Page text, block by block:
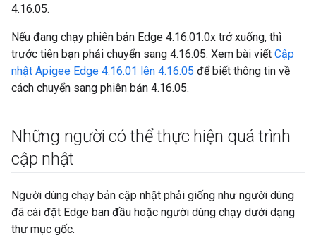
4.16.05.
Nếu đang chạy phiên bản Edge 4.16.01.0x trở xuống, thì
trước tiên bạn phải chuyển sang 4.16.05. Xem bài viết Cập
nhật Apigee Edge 4.16.01 lên 4.16.05 để biết thông tin về
cách chuyển sang phiên bản 4.16.05.
Những người có thể thực hiện quá trình
cập nhật
Người dùng chạy bản cập nhật phải giống như người dùng
đã cài đặt Edge ban đầu hoặc người dùng chạy dưới dạng
thư mục gốc.